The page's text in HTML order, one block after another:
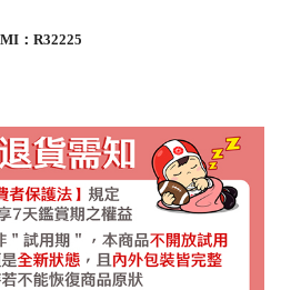
：R32225